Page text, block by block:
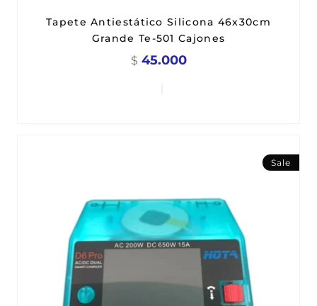
Tapete Antiestático Silicona 46x30cm
Grande Te-501 Cajones
$ 45.000
Sale